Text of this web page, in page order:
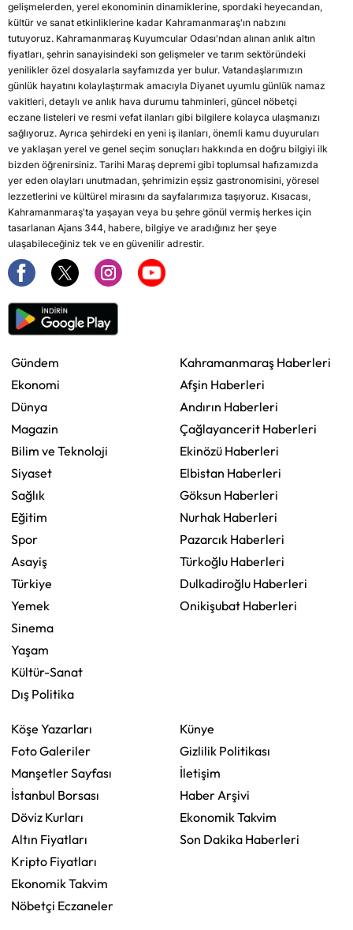
gelişmelerden, yerel ekonominin dinamiklerine, spordaki heyecandan,
kültür ve sanat etkinliklerine kadar Kahramanmaraş'ın nabzını
tutuyoruz. Kahramanmaraş Kuyumcular Odası'ndan alınan anlık altın
fiyatları, şehrin sanayisindeki son gelişmeler ve tarım sektöründeki
yenilikler özel dosyalarla sayfamızda yer bulur. Vatandaşlarımızın
günlük hayatını kolaylaştırmak amacıyla Diyanet uyumlu günlük namaz
vakitleri, detaylı ve anlık hava durumu tahminleri, güncel nöbetçi
eczane listeleri ve resmi vefat ilanları gibi bilgilere kolayca ulaşmanızı
sağlıyoruz. Ayrıca şehirdeki en yeni iş ilanları, önemli kamu duyuruları
ve yaklaşan yerel ve genel seçim sonuçları hakkında en doğru bilgiyi ilk
bizden öğrenirsiniz. Tarihi Maraş depremi gibi toplumsal hafızamızda
yer eden olayları unutmadan, şehrimizin eşsiz gastronomisini, yöresel
lezzetlerini ve kültürel mirasını da sayfalarımıza taşıyoruz. Kısacası,
Kahramanmaraş'ta yaşayan veya bu şehre gönül vermiş herkes için
tasarlanan Ajans 344, habere, bilgiye ve aradığınız her şeye
ulaşabileceğiniz tek ve en güvenilir adrestir.
Gündem
Ekonomi
Dünya
Magazin
Bilim ve Teknoloji
Siyaset
Sağlık
Eğitim
Spor
Asayiş
Türkiye
Yemek
Sinema
Yaşam
Kültür-Sanat
Dış Politika
Kahramanmaraş Haberleri
Afşin Haberleri
Andırın Haberleri
Çağlayancerit Haberleri
Ekinözü Haberleri
Elbistan Haberleri
Göksun Haberleri
Nurhak Haberleri
Pazarcık Haberleri
Türkoğlu Haberleri
Dulkadiroğlu Haberleri
Onikişubat Haberleri
Köşe Yazarları
Foto Galeriler
Manşetler Sayfası
İstanbul Borsası
Döviz Kurları
Altın Fiyatları
Kripto Fiyatları
Ekonomik Takvim
Nöbetçi Eczaneler
Künye
Gizlilik Politikası
İletişim
Haber Arşivi
Ekonomik Takvim
Son Dakika Haberleri